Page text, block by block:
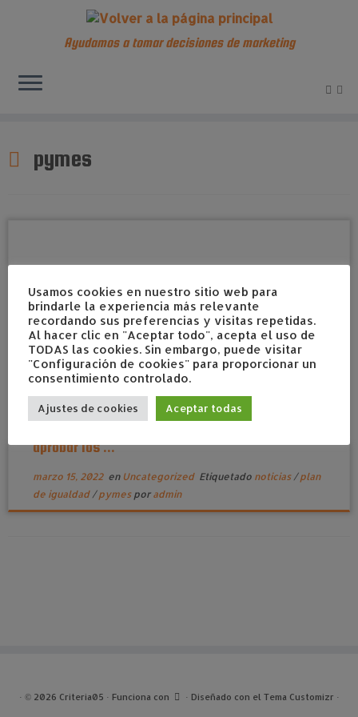
contenido
Ayudamos a tomar decisiones de marketing
pymes
La Vanguardia: Las pymes piden más tiempo para
aprobar los ...
marzo 15, 2022en Uncategorized Etiquetado noticias /plan
de igualdad /pymes por admin
· © 2026 Criteria05 · Funciona con · Diseñado con el Tema Customizr ·
Usamos cookies en nuestro sitio web para
brindarle la experiencia más relevante
recordando sus preferencias y visitas repetidas.
Al hacer clic en "Aceptar todo", acepta el uso de
TODAS las cookies. Sin embargo, puede visitar
"Configuración de cookies" para proporcionar un
consentimiento controlado.
Ajustes de cookies Aceptar todas